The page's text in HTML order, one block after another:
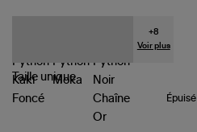
+8
Voir plus
Taille unique
Épuisé